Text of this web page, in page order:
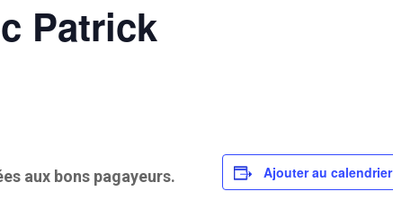
Patrick
aux bons pagayeurs. Ajouter au calendrier